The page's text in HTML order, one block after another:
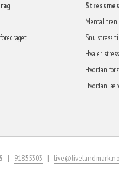
Mental
Snu stress
Hva er
Hvordan
Hvordan
91855303 live@livelandmark.no